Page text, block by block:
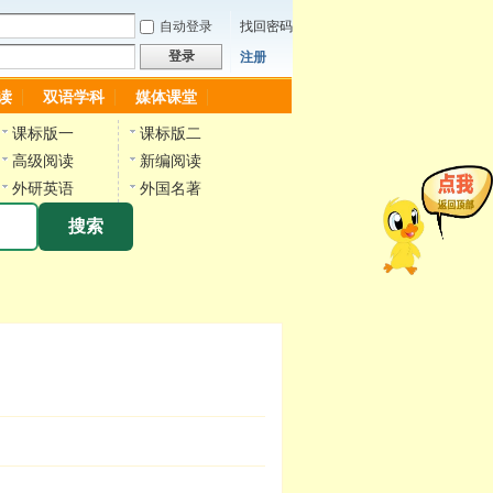
自动登录
找回密码
登录
注册
双语学科 媒体课堂
课标版一
课标版二
高级阅读
新编阅读
外研英语
外国名著
搜索